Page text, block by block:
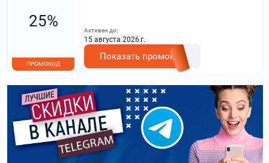
25%
ПРОМОКОД
Активен до:
15 августа 2026 г.
Показать промокод